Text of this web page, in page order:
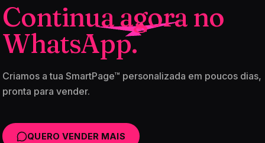
Continua agora no
WhatsApp.
Criamos a tua SmartPage™ personalizada em poucos dias,
pronta para vender.
QUERO VENDER MAIS